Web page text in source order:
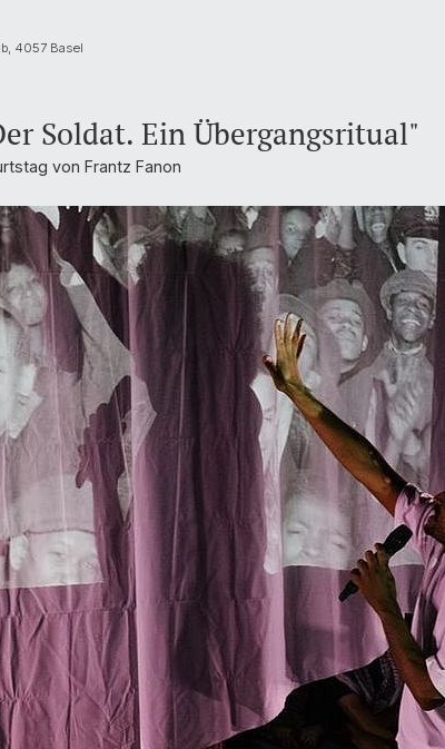
4057 Basel
Soldat. Ein Übergangsritual"
von Frantz Fanon